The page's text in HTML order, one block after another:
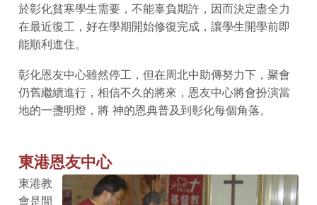
於彰化貧寒學生需要，不能辜負期許，因而決定盡全力
在最近復工，好在學期開始修復完成，讓學生開學前即
能順利進住。
彰化恩友中心雖然停工，但在周北中助傳努力下，聚會
仍舊繼續進行，相信不久的將來，恩友中心將會扮演當
地的一盞明燈，將 神的恩典普及到彰化每個角落。
東港恩友中心
東港教
會是間